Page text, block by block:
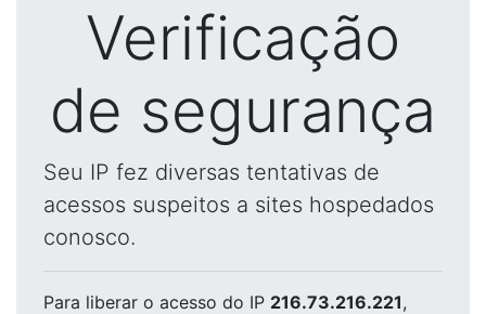
Verificação
de segurança
Seu IP fez diversas tentativas de
acessos suspeitos a sites hospedados
conosco.
Para liberar o acesso do IP 216.73.216.221,